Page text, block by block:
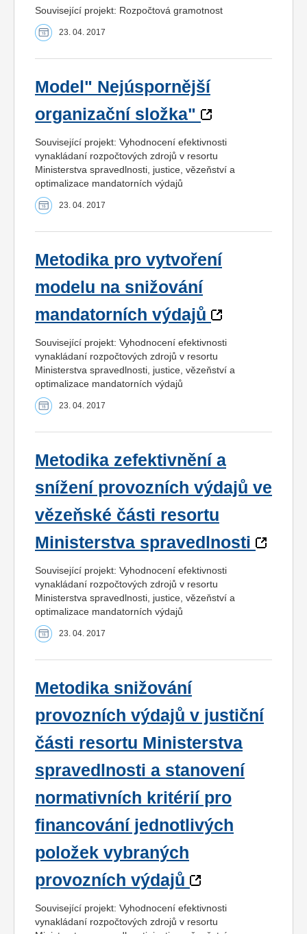
Související projekt: Rozpočtová gramotnost
23. 04. 2017
Model" Nejúspornější
organizační složka"
Související projekt: Vyhodnocení efektivnosti
vynakládaní rozpočtových zdrojů v resortu
Ministerstva spravedlnosti, justice, vězeňství a
optimalizace mandatorních výdajů
23. 04. 2017
Metodika pro vytvoření
modelu na snižování
mandatorních výdajů
Související projekt: Vyhodnocení efektivnosti
vynakládaní rozpočtových zdrojů v resortu
Ministerstva spravedlnosti, justice, vězeňství a
optimalizace mandatorních výdajů
23. 04. 2017
Metodika zefektivnění a
snížení provozních výdajů ve
vězeňské části resortu
Ministerstva spravedlnosti
Související projekt: Vyhodnocení efektivnosti
vynakládaní rozpočtových zdrojů v resortu
Ministerstva spravedlnosti, justice, vězeňství a
optimalizace mandatorních výdajů
23. 04. 2017
Metodika snižování
provozních výdajů v justiční
části resortu Ministerstva
spravedlnosti a stanovení
normativních kritérií pro
financování jednotlivých
položek vybraných
provozních výdajů
Související projekt: Vyhodnocení efektivnosti
vynakládaní rozpočtových zdrojů v resortu